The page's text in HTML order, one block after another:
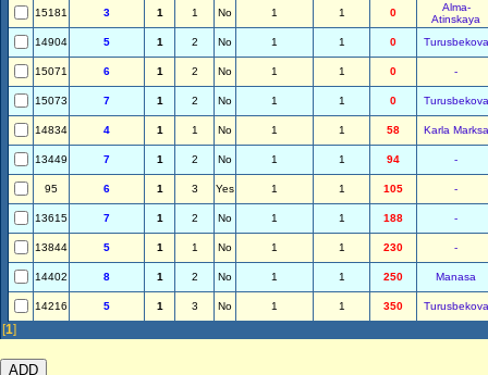
15181
3 1 1 No 1 1 0
Alma-
Atinskaya
14904
5 1 2 No 1 1 0 Turusbekova
15071 6 1 2 No 1 1 0 -
15073 7 1 2 No 1 1 0 Turusbekova
14834 4 1 1 No 1 1 58 Karla Marksa
13449 7 1 2 No 1 1 94 -
95 6 1 3 Yes 1 1 105 -
13615 7 1 2 No 1 1 188 -
13844 5 1 1 No 1 1 230 -
14402 8 1 2 No 1 1 250 Manasa
14216 5 1 3 No 1 1 350 Turusbekova
[1]